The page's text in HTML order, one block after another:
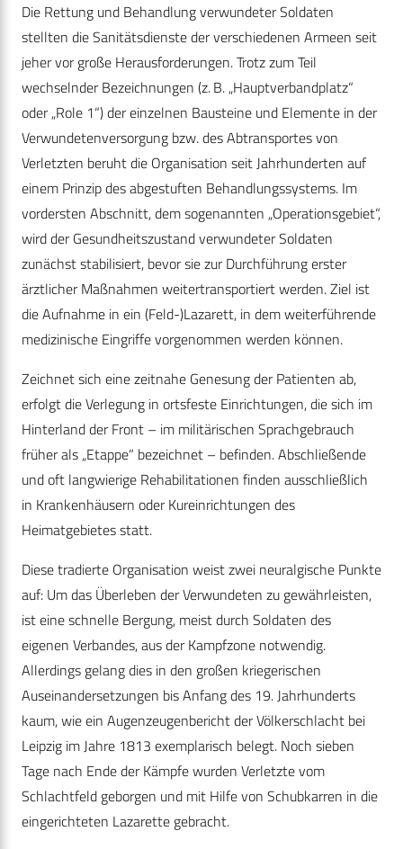
Die Rettung und Behandlung verwundeter Soldaten
stellten die Sanitätsdienste der verschiedenen Armeen seit
jeher vor große Herausforderungen. Trotz zum Teil
wechselnder Bezeichnungen (z. B. „Hauptverbandplatz“
oder „Role 1“) der einzelnen Bausteine und Elemente in der
Verwundetenversorgung bzw. des Abtransportes von
Verletzten beruht die Organisation seit Jahrhunderten auf
einem Prinzip des abgestuften Behandlungssystems. Im
vordersten Abschnitt, dem sogenannten „Operationsgebiet“,
wird der Gesundheitszustand verwundeter Soldaten
zunächst stabilisiert, bevor sie zur Durchführung erster
ärztlicher Maßnahmen weitertransportiert werden. Ziel ist
die Aufnahme in ein (Feld-)Lazarett, in dem weiterführende
medizinische Eingriffe vorgenommen werden können.
Zeichnet sich eine zeitnahe Genesung der Patienten ab,
erfolgt die Verlegung in ortsfeste Einrichtungen, die sich im
Hinterland der Front – im militärischen Sprachgebrauch
früher als „Etappe“ bezeichnet – befinden. Abschließende
und oft langwierige Rehabilitationen finden ausschließlich
in Krankenhäusern oder Kureinrichtungen des
Heimatgebietes statt.
Diese tradierte Organisation weist zwei neuralgische Punkte
auf: Um das Überleben der Verwundeten zu gewährleisten,
ist eine schnelle Bergung, meist durch Soldaten des
eigenen Verbandes, aus der Kampfzone notwendig.
Allerdings gelang dies in den großen kriegerischen
Auseinandersetzungen bis Anfang des 19. Jahrhunderts
kaum, wie ein Augenzeugenbericht der Völkerschlacht bei
Leipzig im Jahre 1813 exemplarisch belegt. Noch sieben
Tage nach Ende der Kämpfe wurden Verletzte vom
Schlachtfeld geborgen und mit Hilfe von Schubkarren in die
eingerichteten Lazarette gebracht.